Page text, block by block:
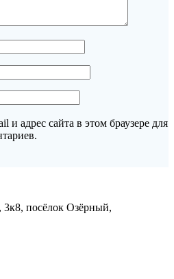
и адрес сайта в этом браузере для
3к8, посёлок Озёрный,